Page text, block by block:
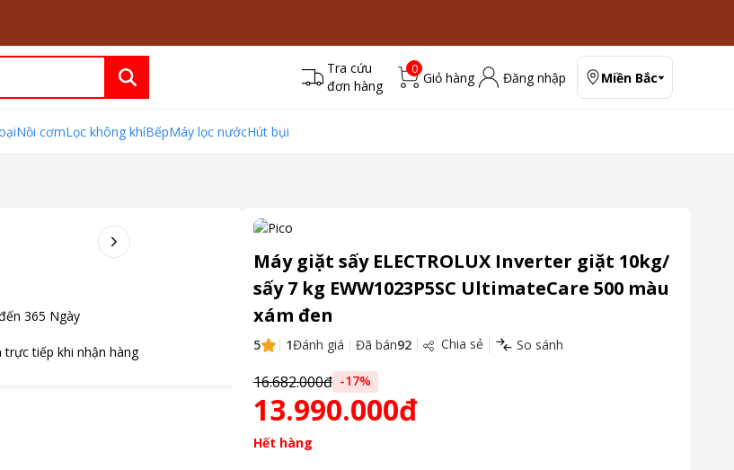
Tra cứu
đơn hàng
0
Giỏ hàng Đăng nhập Miền Bắc
Nồi cơmLọc không khíBếpMáy lọc nướcHút bụi
365 Ngày
trực tiếp khi nhận hàng
Máy giặt sấy ELECTROLUX Inverter giặt 10kg/
sấy 7 kg EWW1023P5SC UltimateCare 500 màu
xám đen
5 1Đánh giá Đã bán92 Chia sẻ So sánh
16.682.000đ -17%
13.990.000đ
Hết hàng